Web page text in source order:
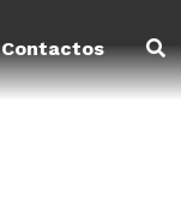
Contactos